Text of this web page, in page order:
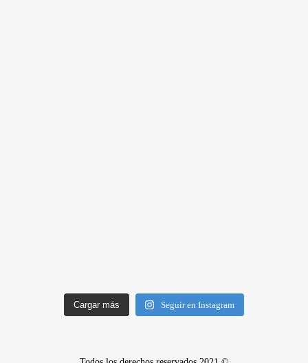
Cargar más Seguir en Instagram